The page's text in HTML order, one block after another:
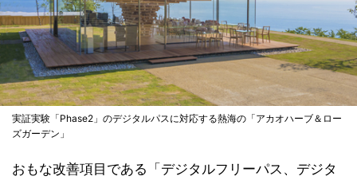
実証実験「Phase2」のデジタルパスに対応する熱海の「アカオハーブ＆ロー
ズガーデン」
おもな改善項目である「デジタルフリーパス、デジタ